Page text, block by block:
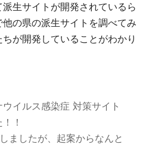
派生サイトが開発されているら
の県の派生サイトを調べてみ
が開発していることがわかり
ウイルス感染症 対策サイト
！
ましたが、起案からなんと